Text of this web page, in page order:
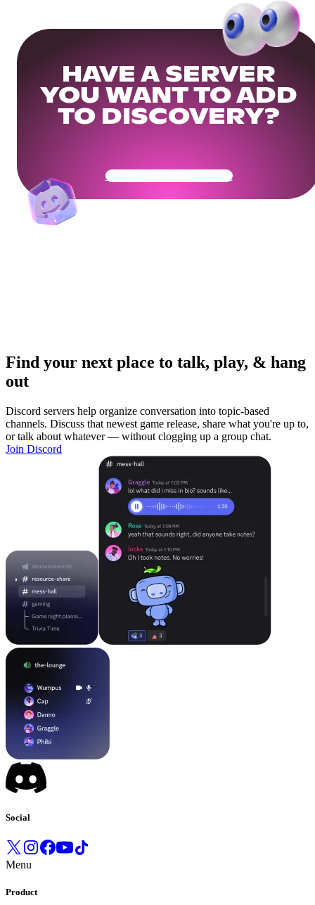
HAVE A SERVER
YOU WANT TO ADD
TO DISCOVERY?
Get Your Community Ready
Find your next place to talk, play, & hang
out
Discord servers help organize conversation into topic-based
channels. Discuss that newest game release, share what you're up to,
or talk about whatever — without clogging up a group chat.
Join Discord
Social
Menu
Product